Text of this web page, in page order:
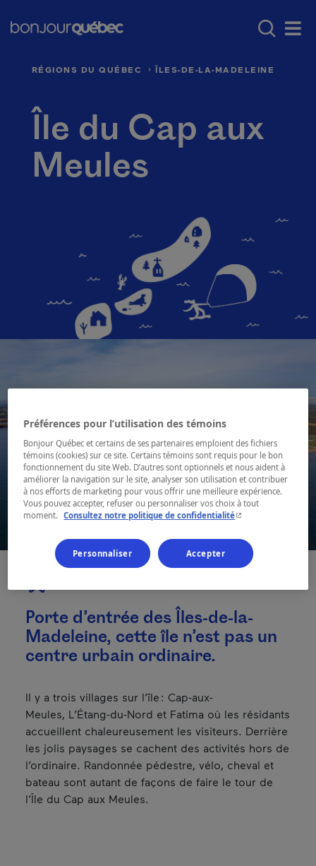
Main navigation -
Où aller au Québec Régions du Québec
RÉGIONS DU QUÉBEC ÎLES-DE-LA-MADELEINE
Île du Cap aux
Meules
Porte d’entrée des Îles-de-la-
Madeleine, cette île n’est pas un
centre urbain ordinaire.
Il y a trois villages sur l’île : Cap-aux-
Meules, L’Étang-du-Nord et Fatima où les résidants
accueillent chaleureusement les visiteurs. Derrière
les jolis paysages se cachent des activités hors de
l’ordinaire. Randonnée pédestre, vélo, cheval et
bateau sont autant de façons de faire le tour de
l’Île du Cap aux Meules.
Préférences pour l’utilisation des témoins
Bonjour Québec et certains de ses partenaires emploient des fichiers
témoins (cookies) sur ce site. Certains témoins sont requis pour le bon
fonctionnement du site Web. D’autres sont optionnels et nous aident à
améliorer la navigation sur le site, analyser son utilisation et contribuer
à nos efforts de marketing pour vous offrir une meilleure expérience.
Vous pouvez accepter, refuser ou personnaliser vos choix à tout
moment.
Consultez notre politique de confidentialité- Cet hyperlien
Personnaliser Accepter